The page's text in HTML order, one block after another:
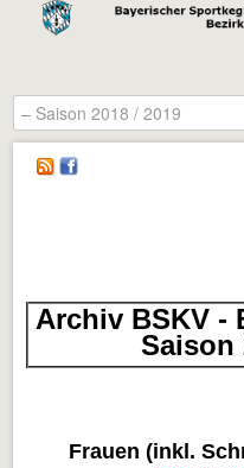
Archiv BSKV -
Saison
Frauen (inkl.